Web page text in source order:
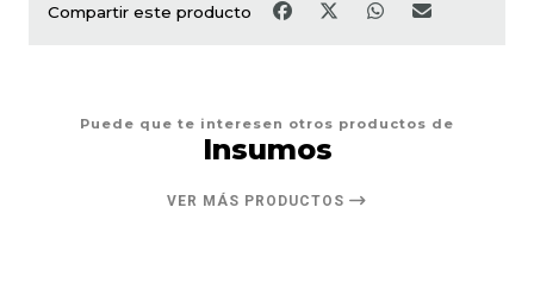
Compartir este producto
Puede que te interesen otros productos de
Insumos
VER MÁS PRODUCTOS